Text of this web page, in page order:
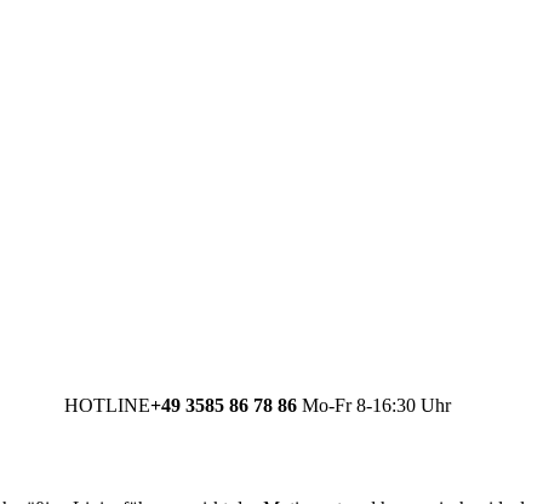
HOTLINE+49 3585 86 78 86 Mo-Fr 8-16:30 Uhr